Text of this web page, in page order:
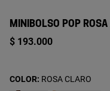
MINIBOLSO POP
$ 193.000
COLOR: ROSA CLARO